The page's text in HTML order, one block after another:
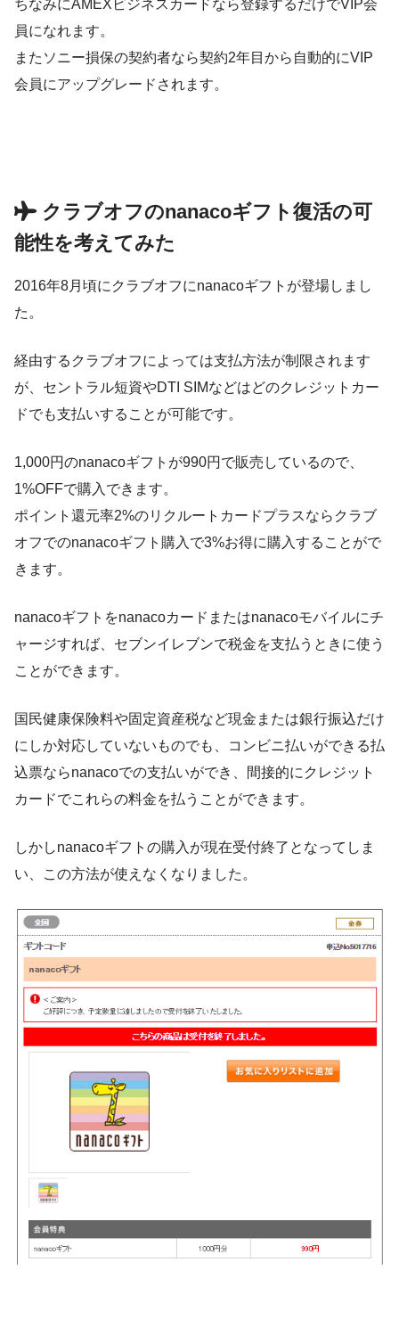
ちなみにAMEXビジネスカードなら登録するだけでVIP会
員になれます。
またソニー損保の契約者なら契約2年目から自動的にVIP
会員にアップグレードされます。
クラブオフのnanacoギフト復活の可
能性を考えてみた
2016年8月頃にクラブオフにnanacoギフトが登場しまし
た。
経由するクラブオフによっては支払方法が制限されます
が、セントラル短資やDTI SIMなどはどのクレジットカー
ドでも支払いすることが可能です。
1,000円のnanacoギフトが990円で販売しているので、
1%OFFで購入できます。
ポイント還元率2%のリクルートカードプラスならクラブ
オフでのnanacoギフト購入で3%お得に購入することがで
きます。
nanacoギフトをnanacoカードまたはnanacoモバイルにチ
ャージすれば、セブンイレブンで税金を支払うときに使う
ことができます。
国民健康保険料や固定資産税など現金または銀行振込だけ
にしか対応していないものでも、コンビニ払いができる払
込票ならnanacoでの支払いができ、間接的にクレジット
カードでこれらの料金を払うことができます。
しかしnanacoギフトの購入が現在受付終了となってしま
い、この方法が使えなくなりました。